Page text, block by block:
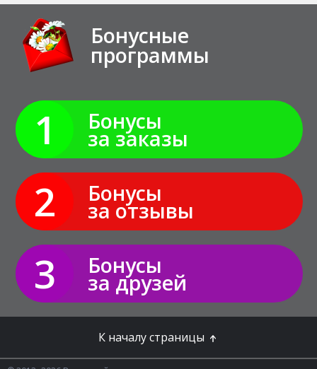
Бонусные
программы
1 Бонусы
за заказы
2 Бонусы
за отзывы
3 Бонусы
за друзей
К началу страницы